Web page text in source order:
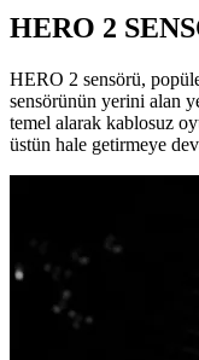
HERO 2
HERO 2 sensörü,
sensörünün yerini alan
temel alarak kablosuz
üstün hale getirmeye